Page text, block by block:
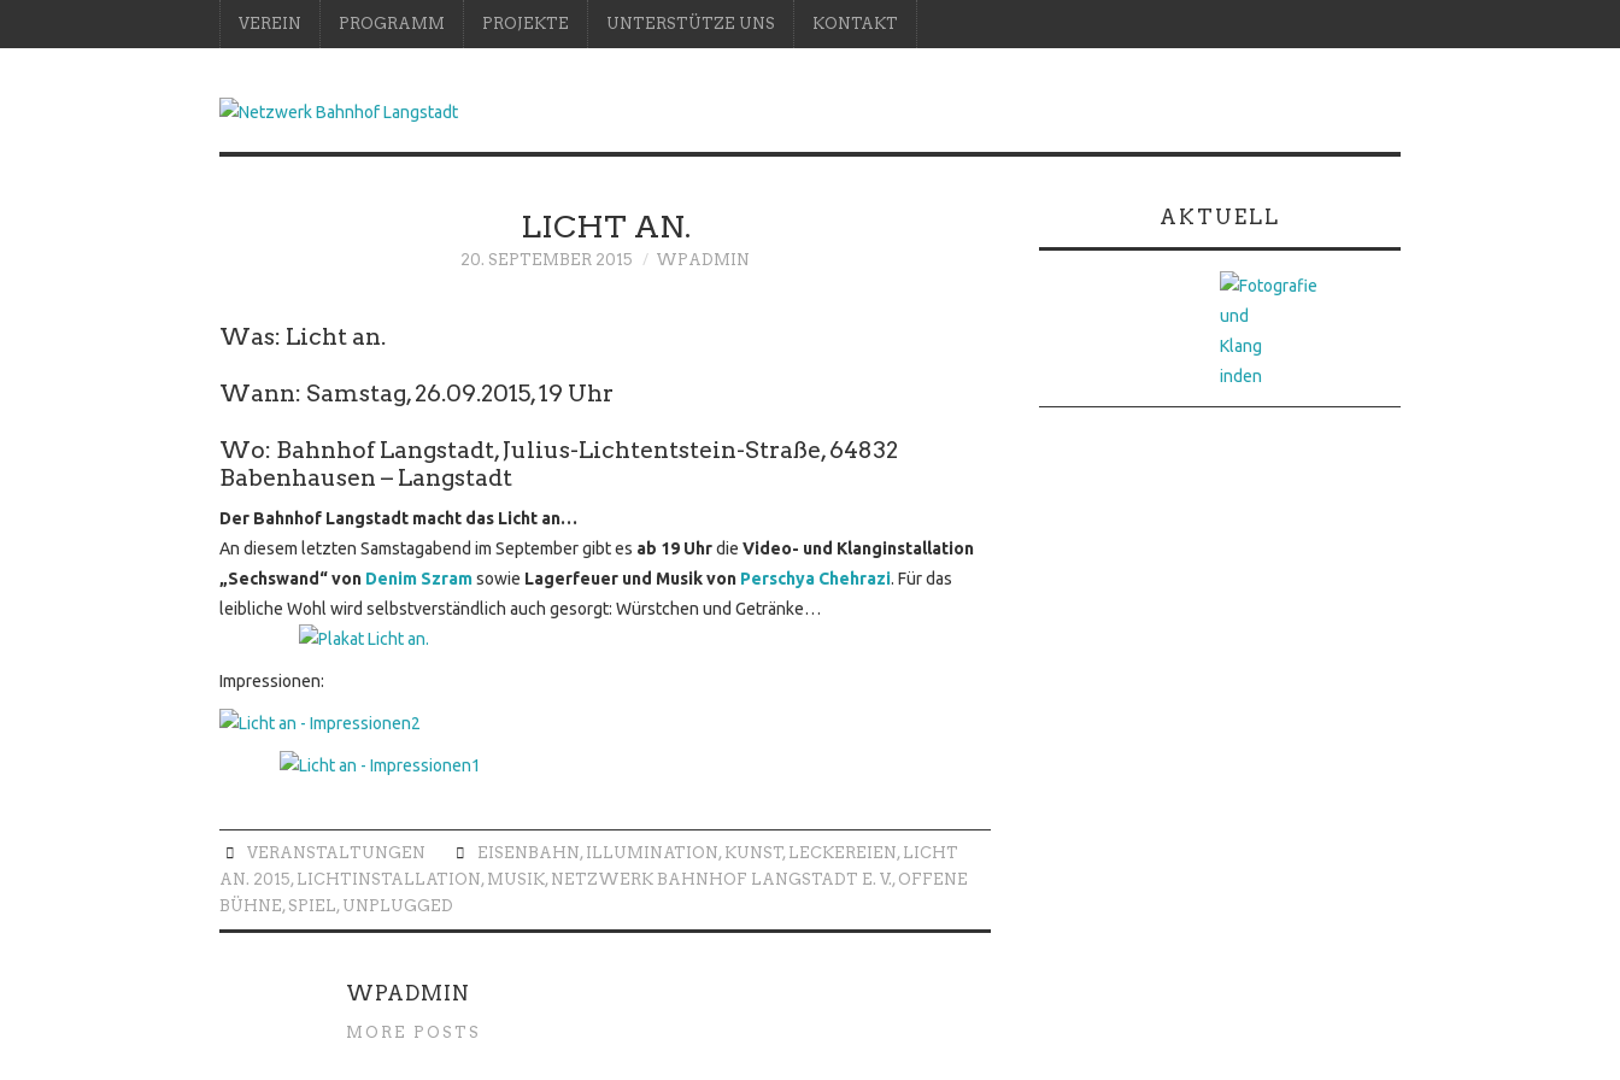
VEREIN PROGRAMM PROJEKTE UNTERSTÜTZE UNS KONTAKT
LICHT AN.
20. SEPTEMBER 2015 WPADMIN
Was: Licht an.
Wann: Samstag, 26.09.2015, 19 Uhr
Wo: Bahnhof Langstadt, Julius-Lichtentstein-Straße, 64832
Babenhausen – Langstadt
Der Bahnhof Langstadt macht das Licht an…
An diesem letzten Samstagabend im September gibt es ab 19 Uhrdie Video- und Klanginstallation
„Sechswand“ von Denim Szramsowie Lagerfeuer und Musik von Perschya Chehrazi. Für das
leibliche Wohl wird selbstverständlich auch gesorgt: Würstchen und Getränke…
Impressionen:
VERANSTALTUNGEN EISENBAHN, ILLUMINATION, KUNST, LECKEREIEN, LICHT
AN. 2015, LICHTINSTALLATION, MUSIK, NETZWERK BAHNHOF LANGSTADT E. V., OFFENE
BÜHNE, SPIEL, UNPLUGGED
WPADMIN
MORE POSTS
AKTUELL